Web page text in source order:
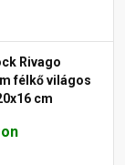
Rivago
félkő világos
cm